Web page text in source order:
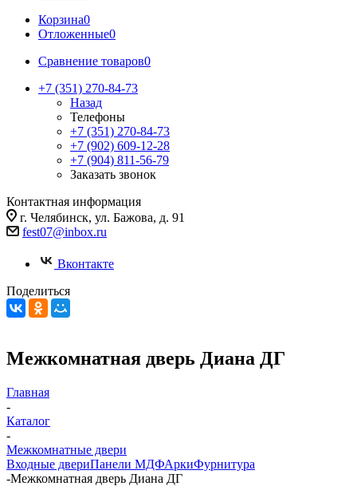
Корзина0
Отложенные0
Сравнение товаров0
+7 (351) 270-84-73
Назад
Телефоны
+7 (351) 270-84-73
+7 (902) 609-12-28
+7 (904) 811-56-79
Заказать звонок
Контактная информация
г. Челябинск, ул. Бажова, д. 91
fest07@inbox.ru
Вконтакте
Поделиться
Межкомнатная дверь Диана ДГ
Главная
-
Каталог
-
Межкомнатные двери
Входные двериПанели МДФАркиФурнитура
-Межкомнатная дверь Диана ДГ